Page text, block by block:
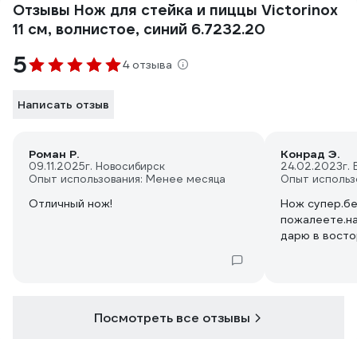
Отзывы Нож для стейка и пиццы Victorinox
11 см, волнистое, синий 6.7232.20
5 4 отзыва
Написать отзыв
Роман Р.
09.11.2025г. Новосибирск
Опыт использования: Менее месяца
Отличный нож!
Конрад Э.
24.02.2023г.
Опыт
Нож
дарю в
Посмотреть все отзывы